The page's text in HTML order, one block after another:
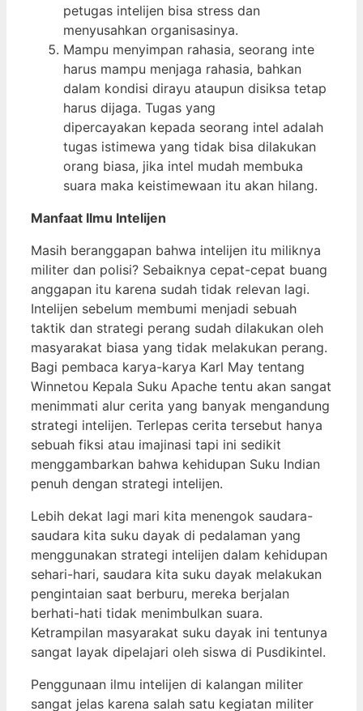
petugas intelijen bisa stress dan
menyusahkan organisasinya.
Mampu menyimpan rahasia, seorang inte
harus mampu menjaga rahasia, bahkan
dalam kondisi dirayu ataupun disiksa tetap
harus dijaga. Tugas yang
dipercayakan kepada seorang intel adalah
tugas istimewa yang tidak bisa dilakukan
orang biasa, jika intel mudah membuka
suara maka keistimewaan itu akan hilang.
Manfaat Ilmu Intelijen
Masih beranggapan bahwa intelijen itu miliknya
militer dan polisi? Sebaiknya cepat-cepat buang
anggapan itu karena sudah tidak relevan lagi.
Intelijen sebelum membumi menjadi sebuah
taktik dan strategi perang sudah dilakukan oleh
masyarakat biasa yang tidak melakukan perang.
Bagi pembaca karya-karya Karl May tentang
Winnetou Kepala Suku Apache tentu akan sangat
menimmati alur cerita yang banyak mengandung
strategi intelijen. Terlepas cerita tersebut hanya
sebuah fiksi atau imajinasi tapi ini sedikit
menggambarkan bahwa kehidupan Suku Indian
penuh dengan strategi intelijen.
Lebih dekat lagi mari kita menengok saudara-
saudara kita suku dayak di pedalaman yang
menggunakan strategi intelijen dalam kehidupan
sehari-hari, saudara kita suku dayak melakukan
pengintaian saat berburu, mereka berjalan
berhati-hati tidak menimbulkan suara.
Ketrampilan masyarakat suku dayak ini tentunya
sangat layak dipelajari oleh siswa di Pusdikintel.
Penggunaan ilmu intelijen di kalangan militer
sangat jelas karena salah satu kegiatan militer